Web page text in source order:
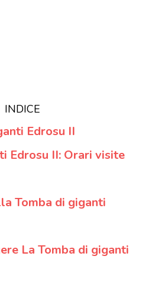
INDICE
Edrosu II
Edrosu II: Orari visite
Tomba di giganti
La Tomba di giganti